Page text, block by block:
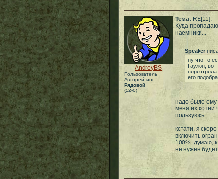
AndreyBS
Пользователь
Авторейтинг:
Рядовой
(12-0)
Тема: RE[11]:
Куда
наемники...
Speaker
ну что то
Гаулон,
его
надо было ему
меня их сотни
пользуюсь
кстати, я
включить
100%. думаю,
не нужен